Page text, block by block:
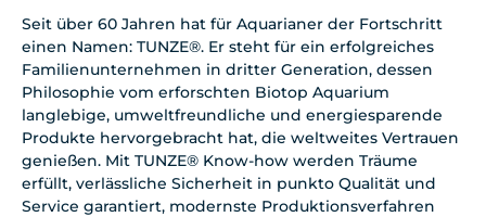
Seit über 60 Jahren hat für Aquarianer der Fortschritt
einen Namen: TUNZE®. Er steht für ein erfolgreiches
Familienunternehmen in dritter Generation, dessen
Philosophie vom erforschten Biotop Aquarium
langlebige, umweltfreundliche und energiesparende
Produkte hervorgebracht hat, die weltweites Vertrauen
genießen. Mit TUNZE® Know-how werden Träume
erfüllt, verlässliche Sicherheit in punkto Qualität und
Service garantiert, modernste Produktionsverfahren